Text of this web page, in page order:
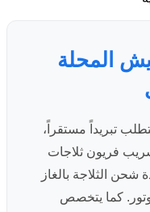
المحلة
تبريداً مستقراً،
فريون ثلاجات
الثلاجة بالغاز
كما يتخصص